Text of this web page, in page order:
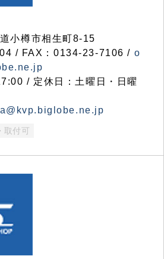
小樽市相生町8-15
/ FAX：0134-23-7106 / o
/ 定休日：土曜日・日曜
取付可